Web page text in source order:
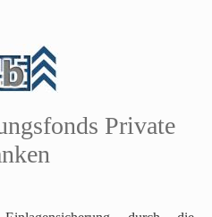
a
c
h
Private